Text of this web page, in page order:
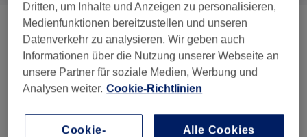
Wimpern-Verlängerung ( ab 60 €
Augenbrauen Und Wimpern 3) ab 10 €
Salonbewertungen
Dritten, um Inhalte und Anzeigen zu personalisieren,
Medienfunktionen bereitzustellen und unseren
Datenverkehr zu analysieren. Wir geben auch
Informationen über die Nutzung unserer Webseite an
unsere Partner für soziale Medien, Werbung und
Analysen weiter. Cookie-Richtlinien
Cookie-
Alle Cookies